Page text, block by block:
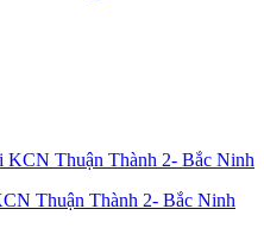
Thuận Thành 2- Bắc Ninh